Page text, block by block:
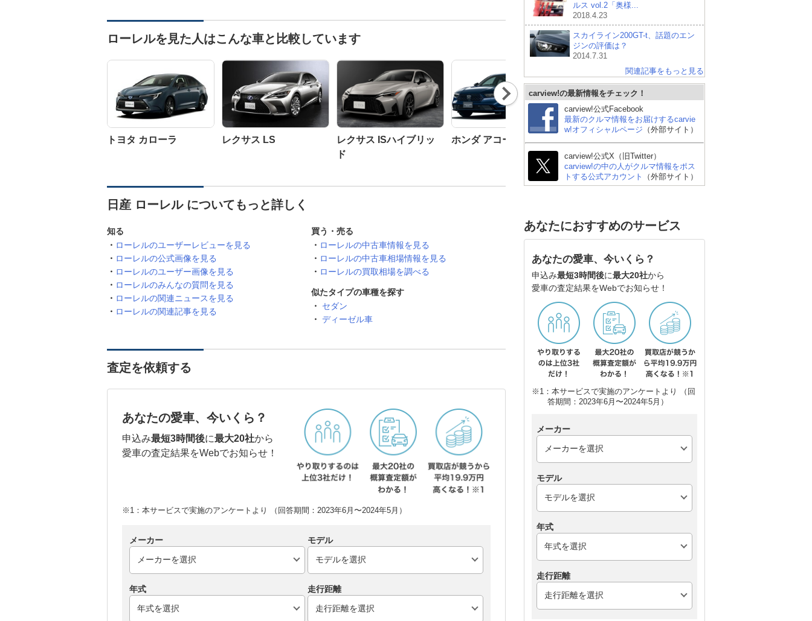
ローレルを見た人はこんな車と比較しています
トヨタ カローラ レクサス LS
レクサス ISハイブリッ
ド
ホンダ アコード
Nex
t
日産 ローレル についてもっと詳しく
知る
ローレルのユーザーレビューを見る
ローレルの公式画像を見る
ローレルのユーザー画像を見る
ローレルのみんなの質問を見る
ローレルの関連ニュースを見る
ローレルの関連記事を見る
買う・売る
ローレルの中古車情報を見る
ローレルの中古車相場情報を見る
ローレルの買取相場を調べる
似たタイプの車種を探す
セダン
ディーゼル車
査定を依頼する
あなたの愛車、今いくら？
申込み最短3時間後に最大20社から
愛車の査定結果をWebでお知らせ！
※1：本サービスで実施のアンケートより （回答期間：2023年6月〜2024年5月）
メーカー モデル
年式 走行距離
ルス vol.2「奥様...
2018.4.23
スカイライン200GT-t、話題のエン
ジンの評価は？
2014.7.31
関連記事をもっと見る
carview!の最新情報をチェック！
carview!公式Facebook
最新のクルマ情報をお届けするcarvie
w!オフィシャルページ （外部サイト）
carview!公式X（旧Twitter）
carview!の中の人がクルマ情報をポス
トする公式アカウント
（外部サイト）
あなたにおすすめのサービス
あなたの愛車、今いくら？
申込み最短3時間後に最大20社から
愛車の査定結果をWebでお知らせ！
※1：本サービスで実施のアンケートより （回
答期間：2023年6月〜2024年5月）
メーカー
モデル
年式
走行距離